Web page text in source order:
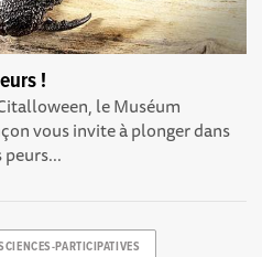
!
le Muséum
vous invite à plonger dans
PARTICIPATIVES